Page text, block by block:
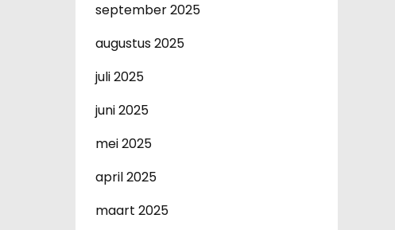
september 2025
augustus 2025
juli 2025
juni 2025
mei 2025
april 2025
maart 2025